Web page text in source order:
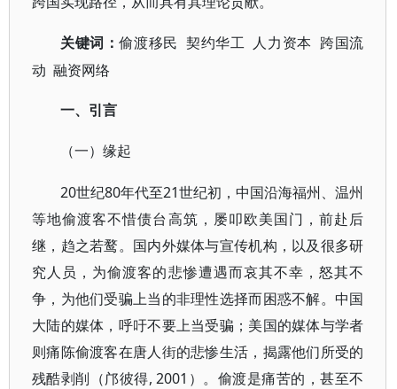
关键词：偷渡移民
契约华工 人力资本 跨国流
动 融资网络
一、引言
（一）缘起
20世纪80年代至21世纪初，中国沿海福州、温州
等地偷渡客不惜债台高筑，屡叩欧美国门，前赴后
继，趋之若鹜。国内外媒体与宣传机构，以及很多研
究人员，为偷渡客的悲惨遭遇而哀其不幸，怒其不
争，为他们受骗上当的非理性选择而困惑不解。中国
大陆的媒体，呼吁不要上当受骗；美国的媒体与学者
则痛陈偷渡客在唐人街的悲惨生活，揭露他们所受的
残酷剥削（邝彼得, 2001）。偷渡是痛苦的，甚至不